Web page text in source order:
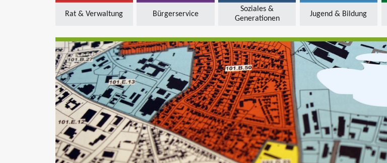
Rat & Verwaltung Bürgerservice
Soziales &
Generationen
Jugend & Bildung